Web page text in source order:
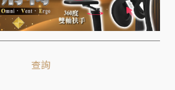
查詢